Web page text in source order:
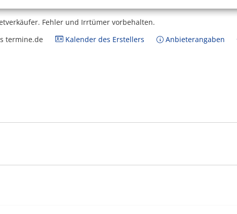
Fehler und Irrtümer vorbehalten.
termine.de
Kalender des Erstellers Anbieterangaben